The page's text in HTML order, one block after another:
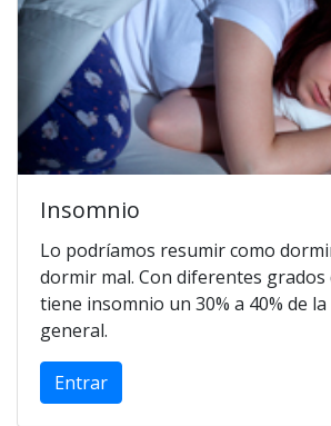
Insomnio
Lo podríamos resumir como
dormir mal. Con diferentes grados
tiene insomnio un 30% a 40% de
general.
Entrar